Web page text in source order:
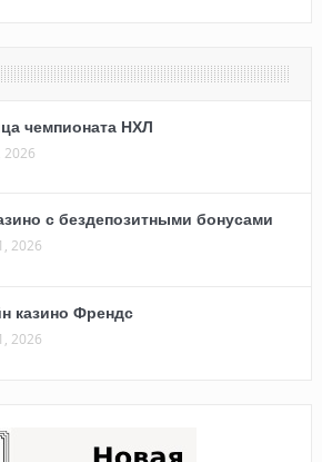
чемпионата НХЛ
2026
с бездепозитными бонусами
2026
казино Френдс
2026